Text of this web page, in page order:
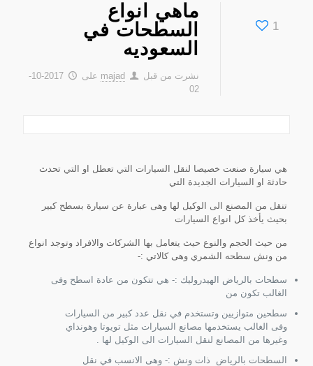
1
ماهي انواع
السطحات في
السعوديه
نشرت من قبل majad على
2017-10-
02
هي سيارة صنعت خصيصا لنقل السيارات التي تعطل او التي تحدث
حادثة او السيارات الجديدة التي
تنقل من المصنع الى الوكيل لها وهى عبارة عن سيارة بسطح كبير
بحيث يأخذ كل انواع السيارات
من حيث الحجم والنوع حيث يتعامل بها الشركات والافراد وتوجد انواع
من ونش سطحه الشمري وهى كالاتي :-
سطحات بالرياض الهيدروليك :- هي تتكون من عادة اسطح وفى
الغالب تكون من
سطحين متوازيين وتستخدم في نقل عدد كبير من السيارات
وفى الغالب يستخدمها مصانع السيارات مثل تويوتا وهونداي
وغيرها من المصانع لنقل السيارات الى الوكيل لها .
السطحات بالرياض ذات ونش :- وهى الانسب في نقل